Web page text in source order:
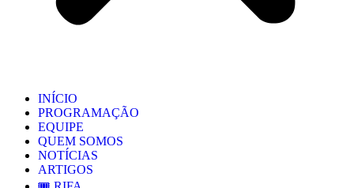
INÍCIO
PROGRAMAÇÃO
EQUIPE
QUEM SOMOS
NOTÍCIAS
ARTIGOS